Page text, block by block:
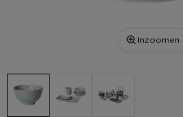
Inzoomen